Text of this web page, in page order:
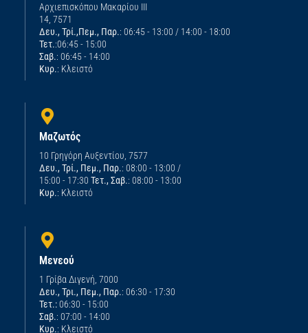
Αρχιεπισκόπου Μακαρίου ΙΙΙ
14, 7571
Δευ., Τρί.,Πεμ., Παρ.: 06:45 - 13:00 / 14:00 - 18:00
Τετ.:06:45 - 15:00
Σαβ.: 06:45 - 14:00
Κυρ.: Κλειστό
Μαζωτός
10 Γρηγόρη Αυξεντίου, 7577
Δευ., Τρί., Πεμ., Παρ.: 08:00 - 13:00 /
15:00 - 17:30 Τετ., Σαβ.: 08:00 - 13:00
Κυρ.: Κλειστό
Μενεού
1 Γρίβα Διγενή, 7000
Δευ., Τρι., Πεμ., Παρ.: 06:30 - 17:30
Τετ.:06:30 - 15:00
Σαβ.: 07:00 - 14:00
Κυρ.: Κλειστό